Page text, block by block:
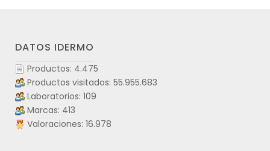
DATOS IDERMO
Productos: 4.475
Productos visitados: 55.955.683
Laboratorios: 109
Marcas: 413
Valoraciones: 16.978